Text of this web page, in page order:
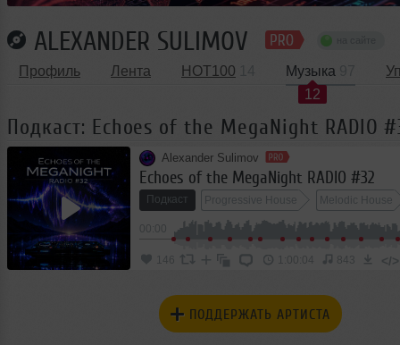
ALEXANDER SULIMOV
Профиль Лента HOT100
Музыка
12
Подкаст: Echoes of the MegaNight RADIO
Alexander Sulimov
Echoes of the MegaNight RADIO #32
Подкаст Progressive House Melodic House
146 843 </>
ПОДДЕРЖАТЬ АРТИСТА